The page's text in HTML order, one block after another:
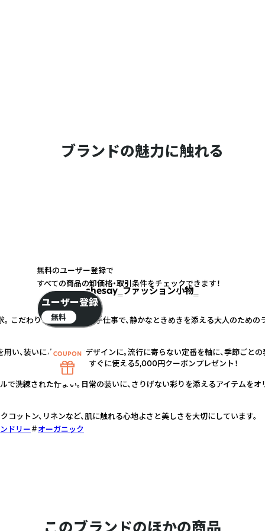
ブランドの魅力に触れる
shesay‗ファッション小物‗
こだわりの素材と丁寧な手仕事で、静かなときめきを添える大人のための
い、装いにより馴染むデザインに。流行に寄らない定番を軸に、季節ごとの
で洗練された佇まい。日常の装いに、さりげない彩りを添えるアイテムをオ
コットン、リネンなど、肌に触れる心地よさと美しさを大切にしています。
ドリー
オーガニック
無料のユーザー登録で
すべての商品の卸価格・取引条件をチェックできます！
ユーザー登録
無料
すぐに使える5,000円クーポンプレゼント！